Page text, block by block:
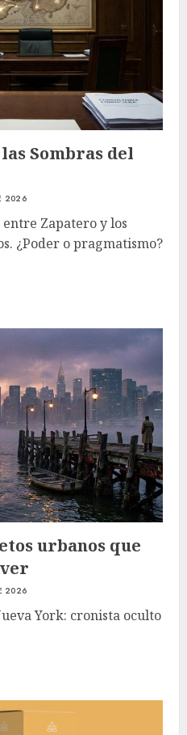
Sombras del
2026
Zapatero y los
¿Poder o pragmatismo?
urbanos que
2026
York: cronista oculto